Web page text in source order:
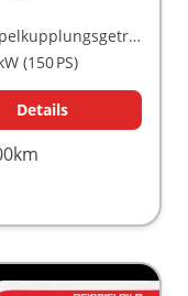
Doppelkupplungsgetriebe (DSG)
(150 PS)
Details